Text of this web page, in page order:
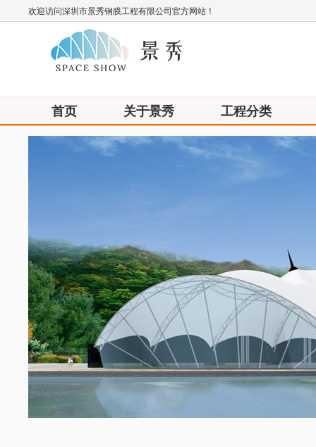
欢迎访问深圳市景秀钢膜工程有限公司官方网站！
首页 关于景秀 工程分类